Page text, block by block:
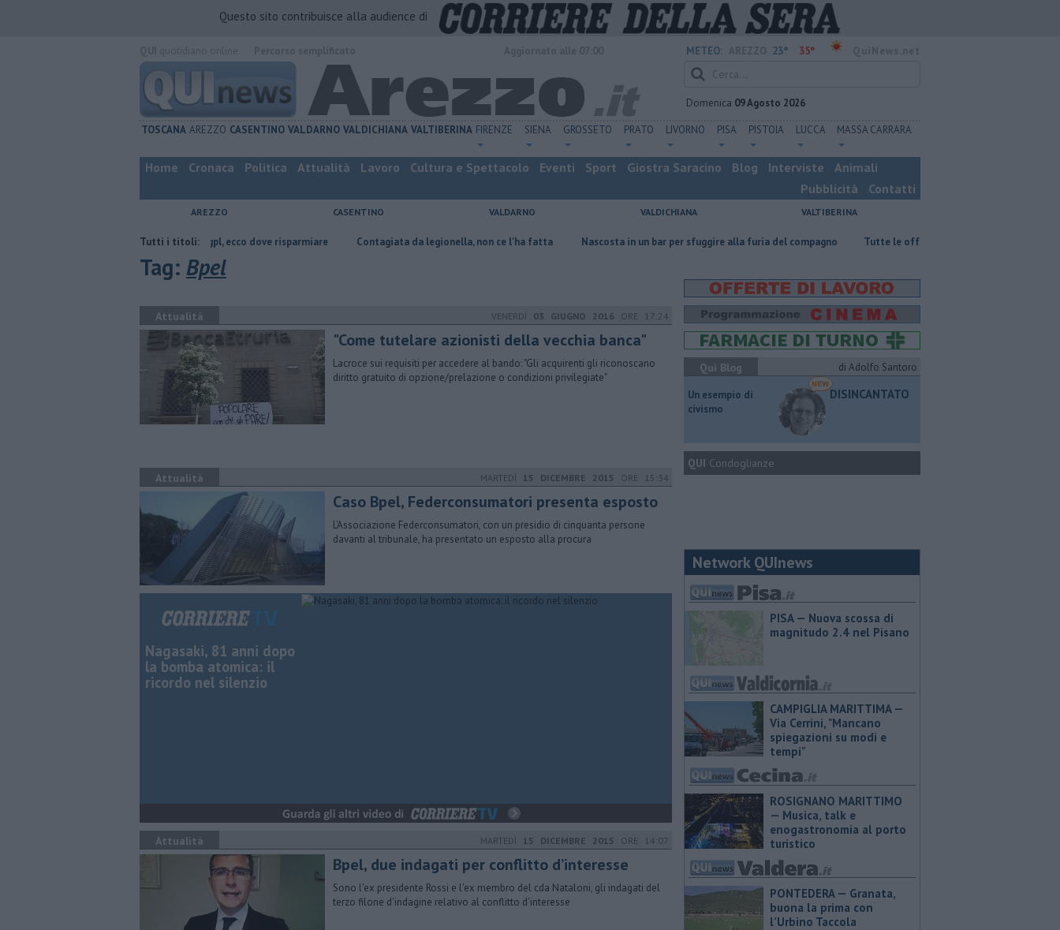
Questo sito contribuisce alla audience di
METEO: 23° 35°
Domenica 09 Agosto 2026
TOSCANA AREZZO CASENTINO VALDARNO VALDICHIANA VALTIBERINA FIRENZE SIENA GROSSETO PRATO LIVORNO PISA PISTOIA LUCCA MASSA CARRARA
Home Cronaca Politica Attualità Lavoro Cultura e Spettacolo Eventi Sport Giostra Saracino Blog Interviste
Animali
Pubblicità
Contatti
AREZZO CASENTINO VALDARNO VALDICHIANA VALTIBERINA
Tutti i titoli:
​Benzina, gasolio, gpl, ecco dove risparmiare Contagiata da legionella, non ce l'ha fatta Nascosta in un bar per sfuggire alla furia del compagno ​Tutte le offerte di lavoro in provincia di Arezzo
Tag: Bpel
Attualità VENERDÌ 03 GIUGNO 2016 ORE 17:24
"Come tutelare azionisti della vecchia banca"
Lacroce sui requisiti per accedere al bando: "Gli acquirenti gli riconoscano
diritto gratuito di opzione/prelazione o condizioni privilegiate"
Attualità MARTEDÌ 15 DICEMBRE 2015 ORE 15:34
Caso Bpel, Federconsumatori presenta esposto
L'Associazione Federconsumatori, con un presidio di cinquanta persone
davanti al tribunale, ha presentato un esposto alla procura
Nagasaki, 81 anni dopo
la bomba atomica: il
ricordo nel silenzio
Attualità MARTEDÌ 15 DICEMBRE 2015 ORE 14:07
Bpel, due indagati per conflitto d’interesse
Sono l'ex presidente Rossi e l'ex membro del cda Nataloni, gli indagati del
terzo filone d'indagine relativo al conflitto d'interesse
Qui Blog di Adolfo Santoro
​Un esempio di
civismo
DISINCANTATO
QUI Condoglianze
Network QUInews
PISA — Nuova scossa di
magnitudo 2.4 nel Pisano
CAMPIGLIA MARITTIMA —
Via Cerrini, "Mancano
spiegazioni su modi e
tempi"
ROSIGNANO MARITTIMO
— Musica, talk e
enogastronomia al porto
turistico
PONTEDERA — ​Granata,
buona la prima con
l’Urbino Taccola